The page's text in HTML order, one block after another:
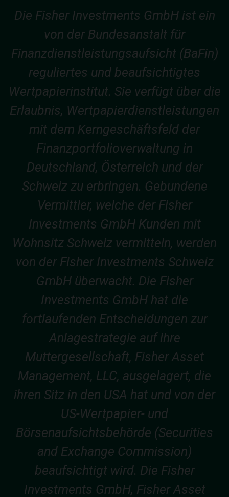
Die Fisher Investments GmbH ist ein
von der Bundesanstalt für
Finanzdienstleistungsaufsicht (BaFin)
reguliertes und beaufsichtigtes
Wertpapierinstitut. Sie verfügt über die
Erlaubnis, Wertpapierdienstleistungen
mit dem Kerngeschäftsfeld der
Finanzportfolioverwaltung in
Deutschland, Österreich und der
Schweiz zu erbringen. Gebundene
Vermittler, welche der Fisher
Investments GmbH Kunden mit
Wohnsitz Schweiz vermitteln, werden
von der Fisher Investments Schweiz
GmbH überwacht. Die Fisher
Investments GmbH hat die
fortlaufenden Entscheidungen zur
Anlagestrategie auf ihre
Muttergesellschaft, Fisher Asset
Management, LLC, ausgelagert, die
ihren Sitz in den USA hat und von der
US-Wertpapier- und
Börsenaufsichtsbehörde (Securities
and Exchange Commission)
beaufsichtigt wird. Die Fisher
Investments GmbH, Fisher Asset